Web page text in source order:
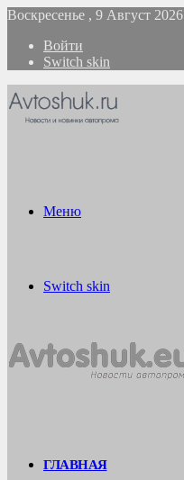
Воскресенье , 9 Август 2026
Войти
Switch skin
Меню
Switch skin
ГЛАВНАЯ